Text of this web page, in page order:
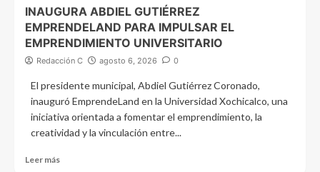
INAUGURA ABDIEL GUTIÉRREZ
EMPRENDELAND PARA IMPULSAR EL
EMPRENDIMIENTO UNIVERSITARIO
Redacción C agosto 6, 2026 0
El presidente municipal, Abdiel Gutiérrez Coronado,
inauguró EmprendeLand en la Universidad Xochicalco, una
iniciativa orientada a fomentar el emprendimiento, la
creatividad y la vinculación entre...
Leer más